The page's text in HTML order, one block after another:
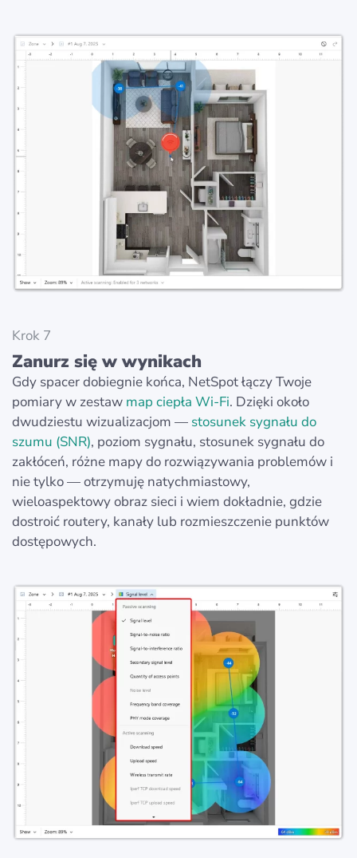
Krok 7
Zanurz się w wynikach
Gdy spacer dobiegnie końca, NetSpot łączy Twoje
pomiary w zestaw map ciepła Wi‑Fi. Dzięki około
dwudziestu wizualizacjom — stosunek sygnału do
szumu (SNR), poziom sygnału, stosunek sygnału do
zakłóceń, różne mapy do rozwiązywania problemów i
nie tylko — otrzymuję natychmiastowy,
wieloaspektowy obraz sieci i wiem dokładnie, gdzie
dostroić routery, kanały lub rozmieszczenie punktów
dostępowych.